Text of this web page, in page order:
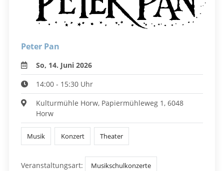
Peter Pan
So, 14. Juni 2026
14:00 - 15:30 Uhr
Kulturmühle Horw, Papiermühleweg 1, 6048
Horw
Musik Konzert Theater
Veranstaltungsart: Musikschulkonzerte